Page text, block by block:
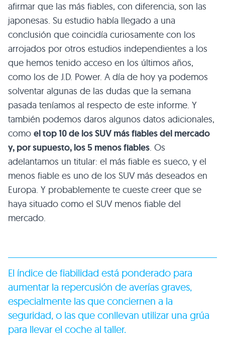
afirmar que las más fiables, con diferencia, son las
japonesas. Su estudio había llegado a una
conclusión que coincidía curiosamente con los
arrojados por otros estudios independientes a los
que hemos tenido acceso en los últimos años,
como los de J.D. Power. A día de hoy ya podemos
solventar algunas de las dudas que la semana
pasada teníamos al respecto de este informe. Y
también podemos daros algunos datos adicionales,
como el top 10 de los SUV más fiables del mercado
y, por supuesto, los 5 menos fiables. Os
adelantamos un titular: el más fiable es sueco, y el
menos fiable es uno de los SUV más deseados en
Europa. Y probablemente te cueste creer que se
haya situado como el SUV menos fiable del
mercado.
El índice de fiabilidad está ponderado para
aumentar la repercusión de averías graves,
especialmente las que conciernen a la
seguridad, o las que conllevan utilizar una grúa
para llevar el coche al taller.